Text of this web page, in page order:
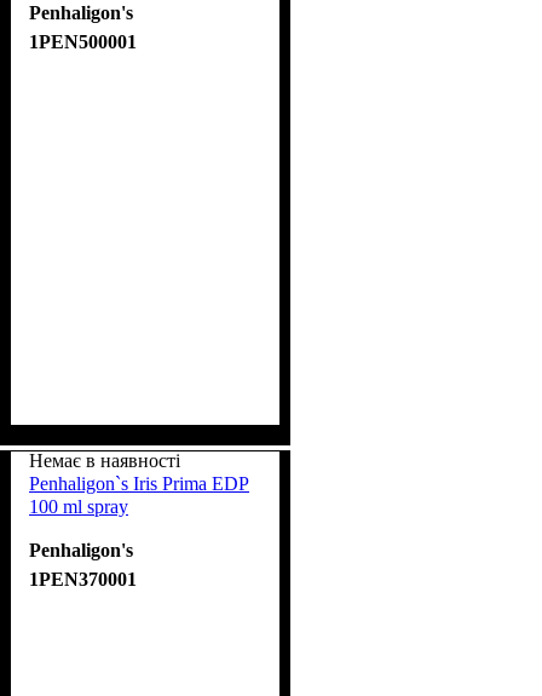
Penhaligon's
1PEN500001
Немає в наявності
Penhaligon`s Iris Prima EDP
100 ml spray
Penhaligon's
1PEN370001